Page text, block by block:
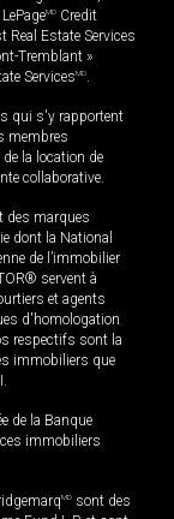
MD Credit
Real Estate Services
Tremblant »
ServicesMD.
qui s'y rapportent
membres
de la location de
collaborative.
des marques
dont la National
de l’immobilier
servent à
et agents
d'homologation
respectifs sont la
immobiliers que
de la Banque
immobiliers
MD sont des